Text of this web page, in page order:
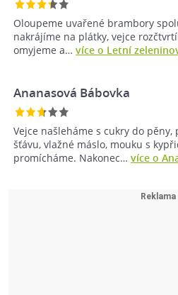
Oloupeme uvařené brambory
nakrájíme na plátky, vejce
omyjeme a… více o Letní
Ananasová Bábovka
Vejce našleháme s cukry do
šťávu, vlažné máslo, mouku s
promícháme. Nakonec… více o